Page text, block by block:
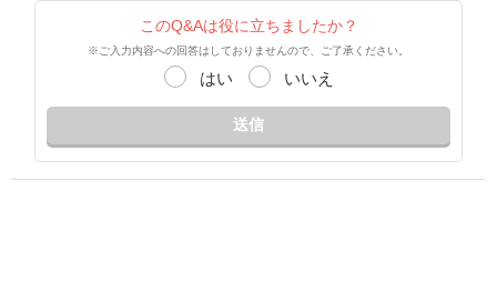
このQ&Aは役に立ちましたか？
※ご入力内容への回答はしておりませんので、ご了承ください。
はい いいえ
送信